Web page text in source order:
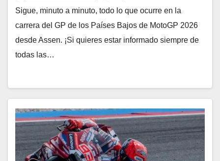
Sigue, minuto a minuto, todo lo que ocurre en la
carrera del GP de los Países Bajos de MotoGP 2026
desde Assen. ¡Si quieres estar informado siempre de
todas las…